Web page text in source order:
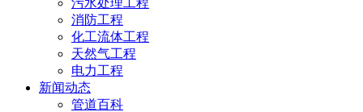
污水处理工程
消防工程
化工流体工程
天然气工程
电力工程
新闻动态
管道百科